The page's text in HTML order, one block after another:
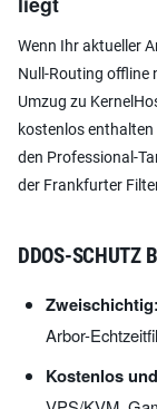
Wenn Ihr aktueller
Null-Routing offline
Umzug zu
kostenlos enthalten
den Professional-
der Frankfurter
DDOS-SCHUTZ
Zweischichtig:
Arbor-
Kostenlos